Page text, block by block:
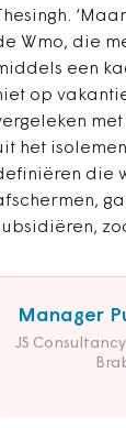
Thesingh.
Wmo, die
een
op
het
die
Manager
JS